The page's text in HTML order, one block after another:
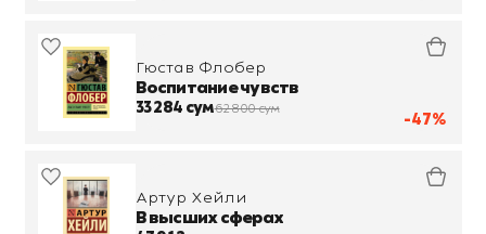
-47%
Гюстав Флобер
Воспитание чувств
33 284 сум62 800 сум
Артур Хейли
В высших сферах